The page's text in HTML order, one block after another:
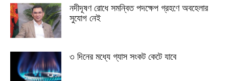
নদীদূষণ রোধে সমন্বিত পদক্ষেপ গ্রহণে অবহেলার
সুযোগ নেই
৩ দিনের মধ্যে গ্যাস সংকট কেটে যাবে